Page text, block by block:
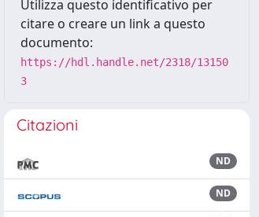
Utilizza questo identificativo per
citare o creare un link a questo
documento:
https://hdl.handle.net/2318/13150
3
Citazioni
ND
ND